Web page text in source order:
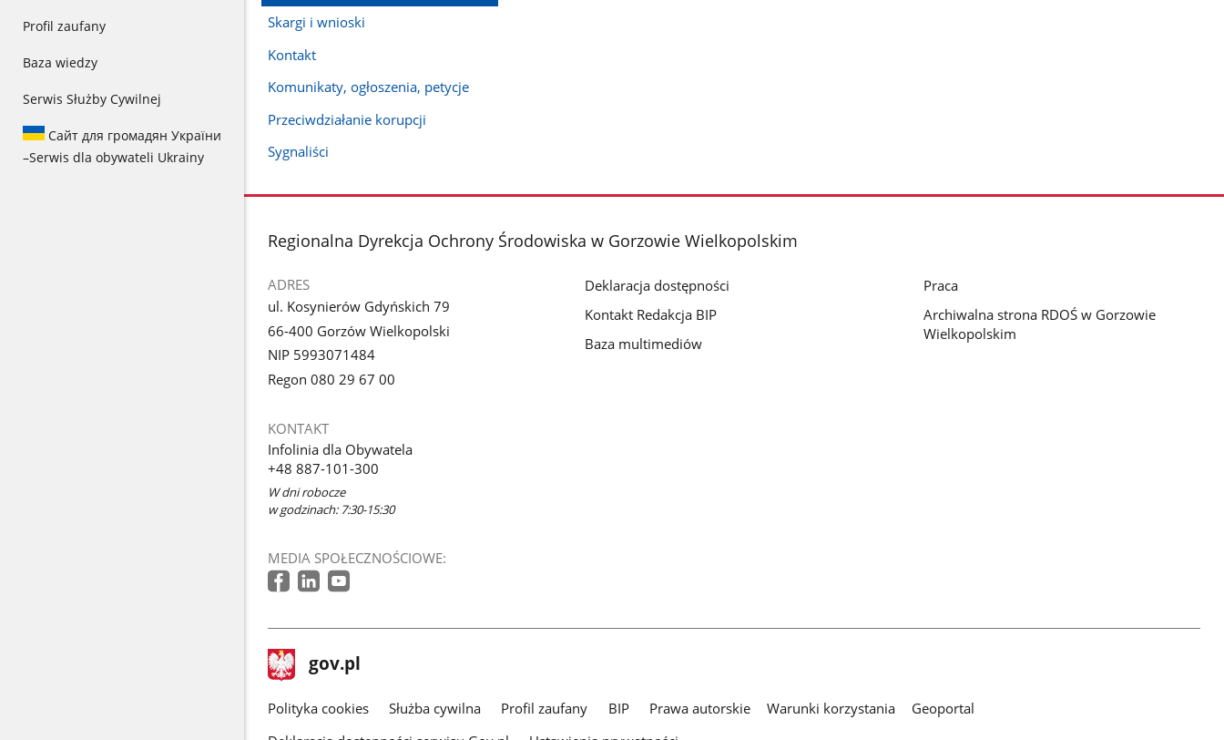
Profil zaufany
Baza wiedzy
Serwis Służby Cywilnej
Сайт для громадян України
–Serwis dla obywateli Ukrainy
Skargi i wnioski
Kontakt
Komunikaty, ogłoszenia, petycje
Przeciwdziałanie korupcji
Sygnaliści
stopka
Regionalna Dyrekcja Ochrony Środowiska w Gorzowie Wielkopolskim
ADRES
ul. Kosynierów Gdyńskich 79
66-400 Gorzów Wielkopolski
NIP 5993071484
Regon 080 29 67 00
KONTAKT
Infolinia dla Obywatela
+48 887-101-300
W dni robocze
w godzinach: 7:30-15:30
MEDIA SPOŁECZNOŚCIOWE:
Deklaracja dostępności
Kontakt Redakcja BIP
Baza multimediów
Praca
Archiwalna strona RDOŚ w Gorzowie
Wielkopolskim
stopka
gov.pl Strona
gov.pl
gov.pl
Polityka cookies Służba cywilna Profil zaufany BIP Prawa autorskie Warunki korzystania
Geoportal